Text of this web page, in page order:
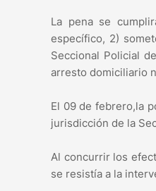
La pena se
específico, 2)
Seccional Policial
arresto domiciliario
El 09 de febrero,la
jurisdicción de la
Al concurrir los
se resistía a la